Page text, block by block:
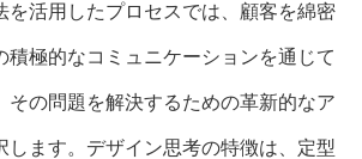
を活用したプロセスでは、顧客を綿密
積極的なコミュニケーションを通じて
その問題を解決するための革新的なア
します。デザイン思考の特徴は、定型